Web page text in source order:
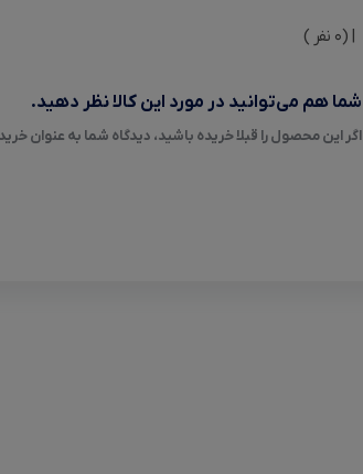
| (0 نفر )
شما هم می‌توانید در مورد این کالا نظر دهید.
اگر این محصول را قبلا خریده باشید، دیدگاه شما به عنوان